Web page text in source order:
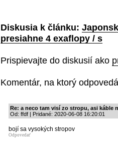
Diskusia k článku:
presiahne 4 exaflopy / s
Prispievajte do diskusií ako
Komentár, na ktorý
Re: a neco tam visí zo stropu, asi káble
Od: ffdf | Pridané: 2020-06-08 16:20:01
bojí sa vysokých stropov
Odpovedať